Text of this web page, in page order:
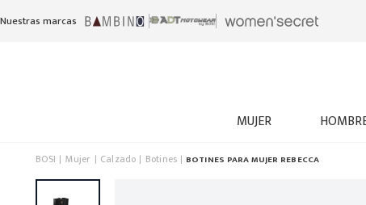
Nuestras marcas
MUJER
BOSI Mujer Calzado Botines BOTINES PARA MUJER REBECCA